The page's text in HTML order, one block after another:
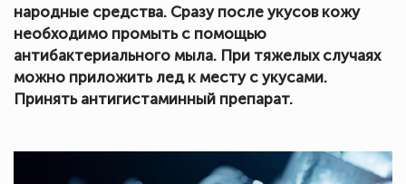
народные средства. Сразу после укусов кожу
необходимо промыть с помощью
антибактериального мыла. При тяжелых случаях
можно приложить лед к месту с укусами.
Принять антигистаминный препарат.